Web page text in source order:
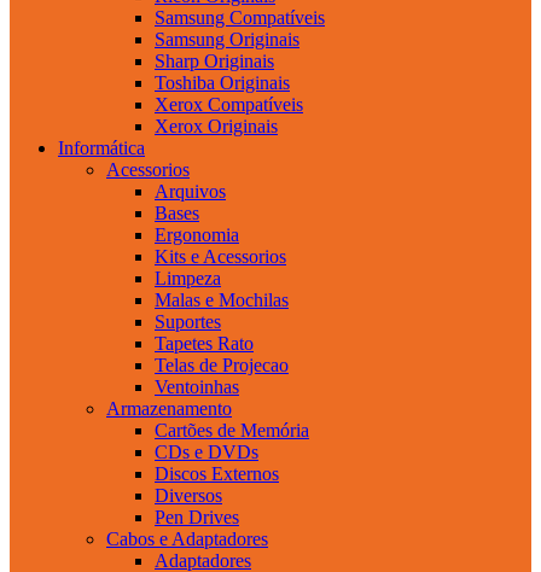
Samsung Compatíveis
Samsung Originais
Sharp Originais
Toshiba Originais
Xerox Compatíveis
Xerox Originais
Informática
Acessorios
Arquivos
Bases
Ergonomia
Kits e Acessorios
Limpeza
Malas e Mochilas
Suportes
Tapetes Rato
Telas de Projecao
Ventoinhas
Armazenamento
Cartões de Memória
CDs e DVDs
Discos Externos
Diversos
Pen Drives
Cabos e Adaptadores
Adaptadores